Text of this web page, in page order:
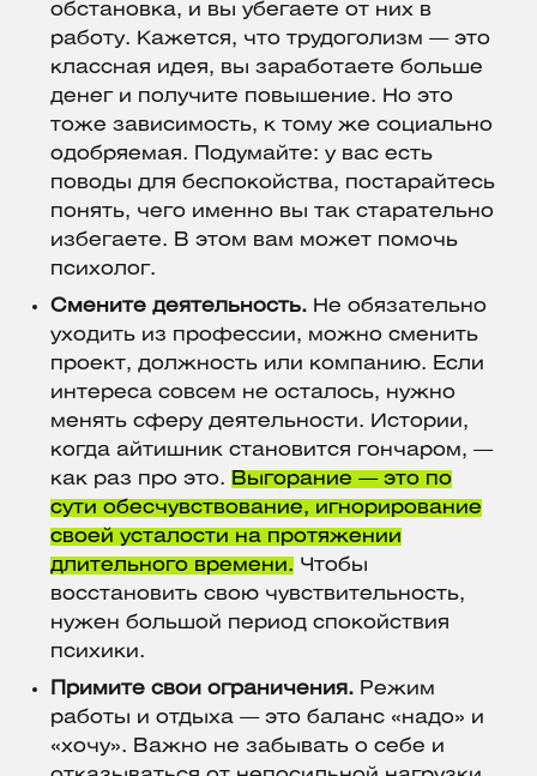
обстановка, и вы убегаете от них в
работу. Кажется, что трудоголизм — это
классная идея, вы заработаете больше
денег и получите повышение. Но это
тоже зависимость, к тому же социально
одобряемая. Подумайте: у вас есть
поводы для беспокойства, постарайтесь
понять, чего именно вы так старательно
избегаете. В этом вам может помочь
психолог.
Смените деятельность. Не обязательно
уходить из профессии, можно сменить
проект, должность или компанию. Если
интереса совсем не осталось, нужно
менять сферу деятельности. Истории,
когда айтишник становится гончаром, —
как раз про это. Выгорание — это по
сути обесчувствование, игнорирование
своей усталости на протяжении
длительного времени. Чтобы
восстановить свою чувствительность,
нужен большой период спокойствия
психики.
Примите свои ограничения. Режим
работы и отдыха — это баланс «надо» и
«хочу». Важно не забывать о себе и